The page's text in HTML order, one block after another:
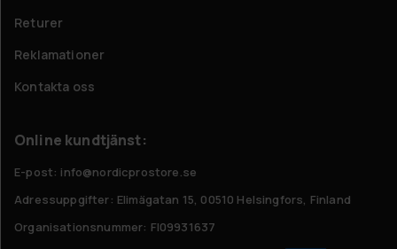
Returer
Reklamationer
Kontakta oss
Online kundtjänst:
E-post: info@nordicprostore.se
Adressuppgifter: Elimägatan 15, 00510 Helsingfors, Finland
Organisationsnummer: FI09931637